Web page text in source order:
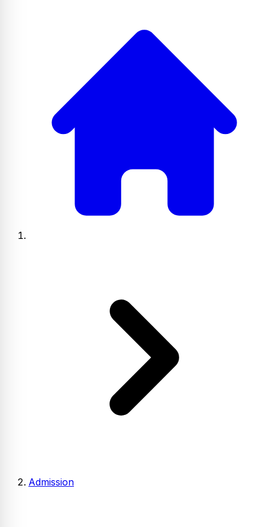
Admission